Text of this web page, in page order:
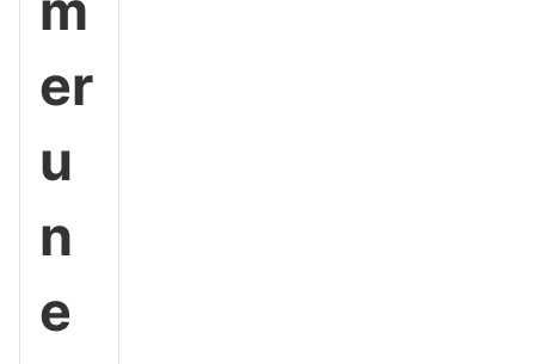
er
u
n
e